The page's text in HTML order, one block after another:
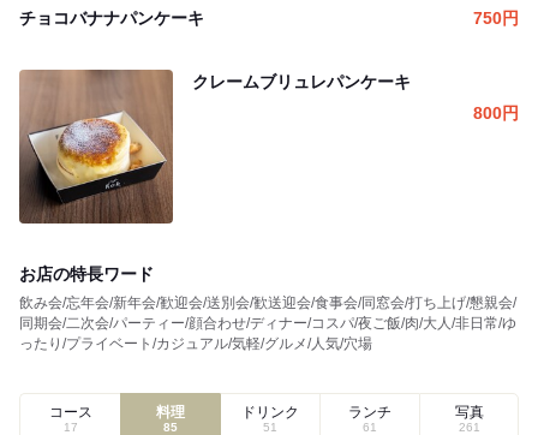
チョコバナナパンケーキ 750円
クレームブリュレパンケーキ
800円
お店の特長ワード
飲み会/忘年会/新年会/歓迎会/送別会/歓送迎会/食事会/同窓会/打ち上げ/懇親会/
同期会/二次会/パーティー/顔合わせ/ディナー/コスパ/夜ご飯/肉/大人/非日常/ゆ
ったり/プライベート/カジュアル/気軽/グルメ/人気/穴場
コース
17
料理
85
ドリンク
51
ランチ
61
写真
261